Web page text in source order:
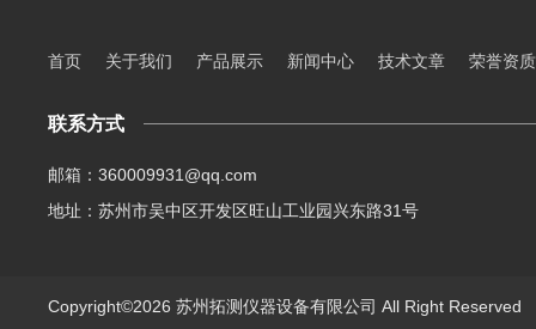
首页 关于我们 产品展示 新闻中心 技术文章 荣誉资质
联系方式
邮箱：360009931@qq.com
地址：苏州市吴中区开发区旺山工业园兴东路31号
Copyright©2026 苏州拓测仪器设备有限公司 All Right